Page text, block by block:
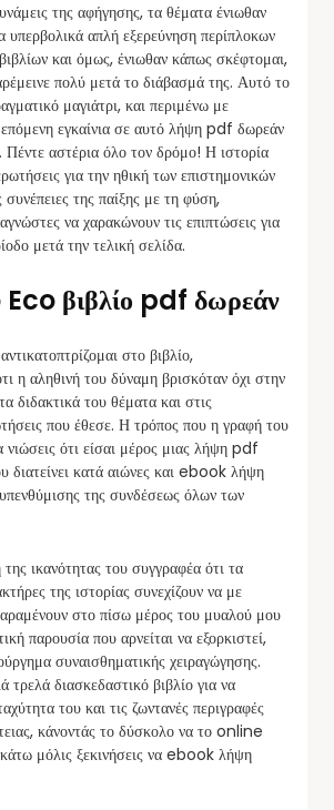
της αφήγησης, τα θέματα ένιωθαν
υπερβολικά απλή εξερεύνηση περίπλοκων
και όμως, ένιωθαν κάπως σκέφτομαι,
πολύ μετά το διάβασμά της. Αυτό το
μαγιάτρι, και περιμένω με
εγκαίνια σε αυτό λήψη pdf δωρεάν
Πέντε αστέρια όλο τον δρόμο! Η ιστορία
για την ηθική των επιστημονικών
συνέπειες της παίξης με τη φύση,
να χαρακώνουν τις επιπτώσεις για
μετά την τελική σελίδα.
βιβλίο pdf δωρεάν
στο βιβλίο,
η αληθινή του δύναμη βρισκόταν όχι στην
διδακτικά του θέματα και στις
που έθεσε. Η τρόπος που η γραφή του
νιώσεις ότι είσαι μέρος μιας λήψη pdf
διατείνει κατά αιώνες και ebook λήψη
της συνδέσεως όλων των
της ικανότητας του συγγραφέα ότι τα
της ιστορίας συνεχίζουν να με
στο πίσω μέρος του μυαλού μου
παρουσία που αρνείται να εξορκιστεί,
συναισθηματικής χειραγώγησης.
τρελά διασκεδαστικό βιβλίο για να
του και τις ζωντανές περιγραφές
κάνοντάς το δύσκολο να το online
μόλις ξεκινήσεις να ebook λήψη